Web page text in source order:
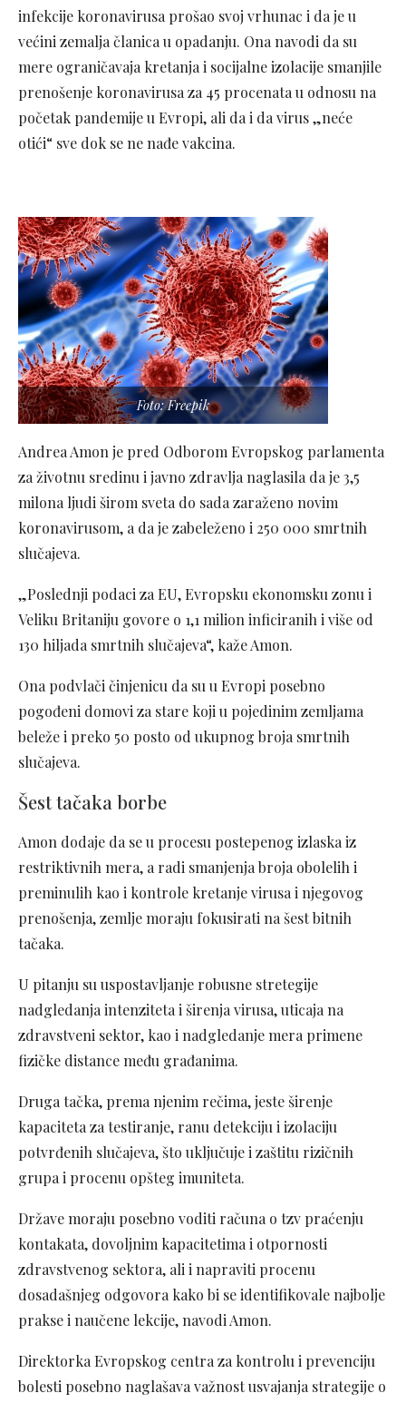
infekcije koronavirusa prošao svoj vrhunac i da je u
većini zemalja članica u opadanju. Ona navodi da su
mere ograničavaja kretanja i socijalne izolacije smanjile
prenošenje koronavirusa za 45 procenata u odnosu na
početak pandemije u Evropi, ali da i da virus „neće
otići“ sve dok se ne nađe vakcina.
Foto: Freepik
Andrea Amon je pred Odborom Evropskog parlamenta
za životnu sredinu i javno zdravlja naglasila da je 3,5
milona ljudi širom sveta do sada zaraženo novim
koronavirusom, a da je zabeleženo i 250 000 smrtnih
slučajeva.
„Poslednji podaci za EU, Evropsku ekonomsku zonu i
Veliku Britaniju govore o 1,1 milion inficiranih i više od
130 hiljada smrtnih slučajeva“, kaže Amon.
Ona podvlači činjenicu da su u Evropi posebno
pogođeni domovi za stare koji u pojedinim zemljama
beleže i preko 50 posto od ukupnog broja smrtnih
slučajeva.
Šest tačaka borbe
Amon dodaje da se u procesu postepenog izlaska iz
restriktivnih mera, a radi smanjenja broja obolelih i
preminulih kao i kontrole kretanje virusa i njegovog
prenošenja, zemlje moraju fokusirati na šest bitnih
tačaka.
U pitanju su uspostavljanje robusne stretegije
nadgledanja intenziteta i širenja virusa, uticaja na
zdravstveni sektor, kao i nadgledanje mera primene
fizičke distance među građanima.
Druga tačka, prema njenim rečima, jeste širenje
kapaciteta za testiranje, ranu detekciju i izolaciju
potvrđenih slučajeva, što uključuje i zaštitu rizičnih
grupa i procenu opšteg imuniteta.
Države moraju posebno voditi računa o tzv praćenju
kontakata, dovoljnim kapacitetima i otpornosti
zdravstvenog sektora, ali i napraviti procenu
dosadašnjeg odgovora kako bi se identifikovale najbolje
prakse i naučene lekcije, navodi Amon.
Direktorka Evropskog centra za kontrolu i prevenciju
bolesti posebno naglašava važnost usvajanja strategije o